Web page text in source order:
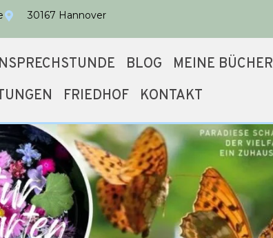
30167 Hannover
BLOG
MEINE BÜCHER
FRIEDHOF KONTAKT